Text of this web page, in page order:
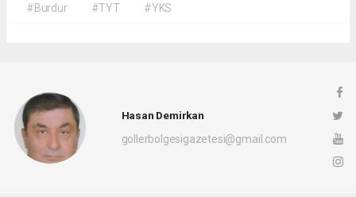
#Burdur
#TYT #YKS
Hasan Demirkan
gollerbolgesigazetesi@gmail.com